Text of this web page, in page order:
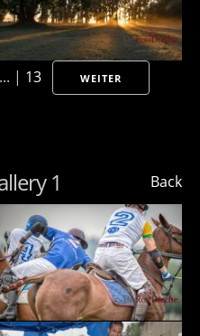
| 13 WEITER
Back
1